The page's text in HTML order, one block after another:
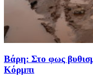
Βάρη: Στο φως
Κόρμπι